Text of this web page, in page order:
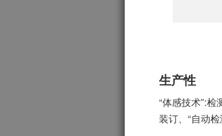
生产性
“体感技术”:
装订、“自动